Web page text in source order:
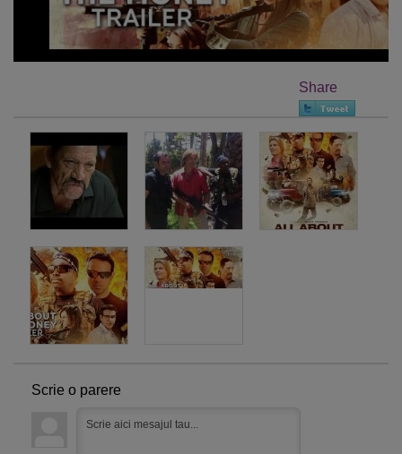
Share
Scrie o parere